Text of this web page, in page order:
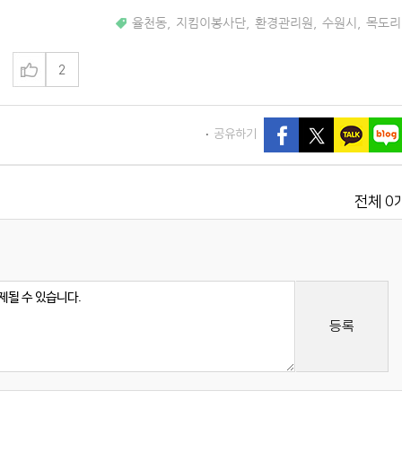
율천동 지킴이봉사단 환경관리원 수원시 목도리
2
공유하기
전체 0
등록